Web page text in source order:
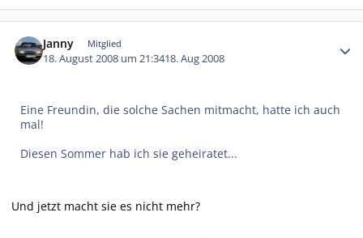
Janny Mitglied
18. August 2008 um 21:3418. Aug 2008
Eine Freundin, die solche Sachen mitmacht, hatte ich auch
mal!
Diesen Sommer hab ich sie geheiratet...
Und jetzt macht sie es nicht mehr?